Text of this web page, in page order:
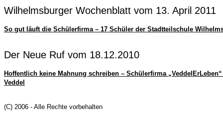
Wilhelmsburger Wochenblatt vom 13. April 2011
So gut läuft die Schülerfirma – 17 Schüler der Stadtteilschule
Der Neue Ruf vom 18.12.2010
Hoffentlich keine Mahnung schreiben – Schülerfirma
Veddel
(C) 2006 - Alle Rechte vorbehalten